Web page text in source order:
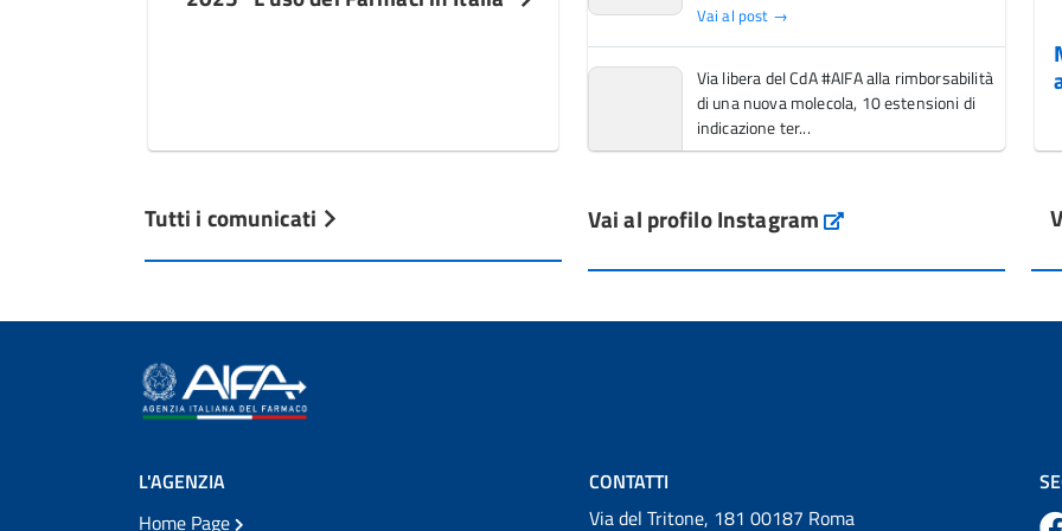
Tutti i comunicati
Vai al post →
Via libera del CdA #AIFA alla rimborsabilità
di una nuova molecola, 10 estensioni di
indicazione ter...
L'Italia si conferma tra i primi Paesi europei
dal Servi...
Vai al profilo Instagram Instagram
L'AGENZIA
Home Page
CONTATTI
Via del Tritone, 181 00187 Roma